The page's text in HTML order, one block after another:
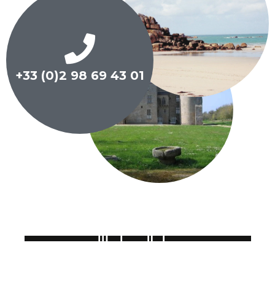
+33 (0)2 98 69 43 01